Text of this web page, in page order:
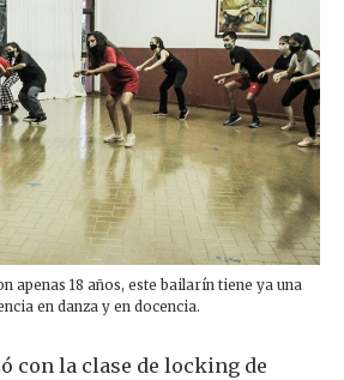
apenas 18 años, este bailarín tiene ya una
en danza y en docencia.
con la clase de locking de